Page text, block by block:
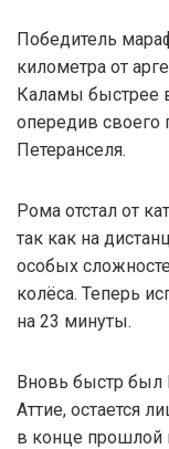
Победитель
километра от
Каламы быстрее
опередив своего
Петеранселя.
Рома отстал от
так как на
особых
колёса. Теперь
на 23 минуты.
Вновь быстр был
Аттие, остается
в конце прошлой